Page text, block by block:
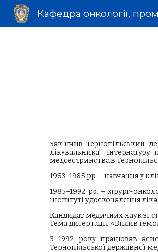
Закінчив Тернопільський
лікувальника”.
медсестринства в
1983–1985 рр. – навчання у
1985–1992 рр. – хірург-
інституті удосконалення
Кандидат медичних наук зі
Тема дисертації: «Вплив
З 1992 року працював
Тернопільської державної